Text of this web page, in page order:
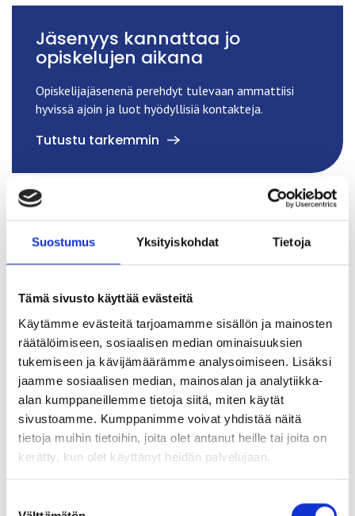
Suostumus Yksityiskohdat Tietoja
Tämä sivusto käyttää evästeitä
Käytämme evästeitä tarjoamamme sisällön ja mainosten
räätälöimiseen, sosiaalisen median ominaisuuksien
tukemiseen ja kävijämäärämme analysoimiseen. Lisäksi
jaamme sosiaalisen median, mainosalan ja analytiikka-
alan kumppaneillemme tietoja siitä, miten käytät
sivustoamme. Kumppanimme voivat yhdistää näitä
tietoja muihin tietoihin, joita olet antanut heille tai joita on
kerätty, kun olet käyttänyt heidän palvelujaan.
Jäsenyys kannattaa jo
opiskelujen aikana
Opiskelijajäsenenä perehdyt tulevaan ammattiisi
hyvissä ajoin ja luot hyödyllisiä kontakteja.
Tutustu tarkemmin
Jäsenyyteen liittyy etuja ja
hyötyjä
Jäsenenä tuet SUKOLin vaikuttamistyötä ja voit itse